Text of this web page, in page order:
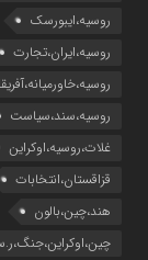
روسیه،ایبورسک
روسیه،ایران،تجارت
روسیه،خاورمیانه،آفریقا
روسیه،سند،سیاست
غلات،روسیه،اوکراین
قزاقستان،انتخابات
هند،چین،بالون